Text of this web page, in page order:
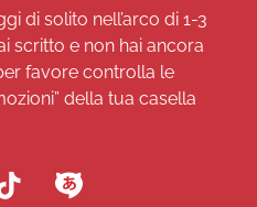
di solito nell’arco di 1-3
scritto e non hai ancora
favore controlla le
della tua casella